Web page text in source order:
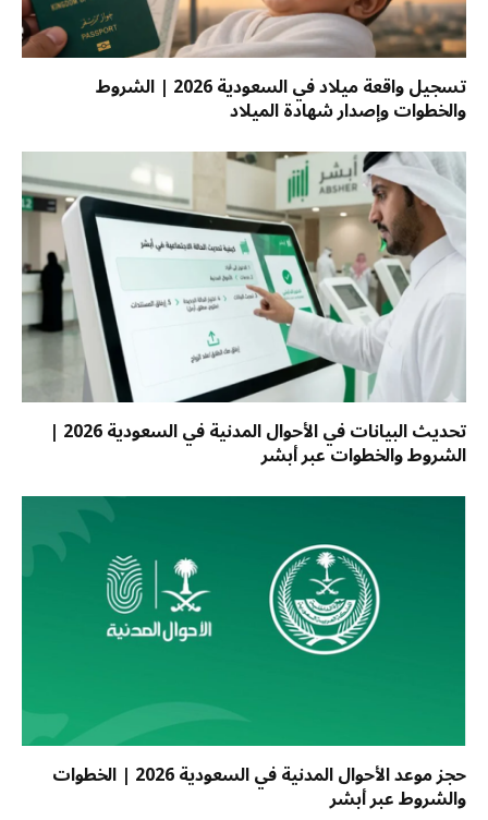
تسجيل واقعة ميلاد في السعودية 2026 | الشروط
والخطوات وإصدار شهادة الميلاد
تحديث البيانات في الأحوال المدنية في السعودية 2026 |
الشروط والخطوات عبر أبشر
حجز موعد الأحوال المدنية في السعودية 2026 | الخطوات
والشروط عبر أبشر